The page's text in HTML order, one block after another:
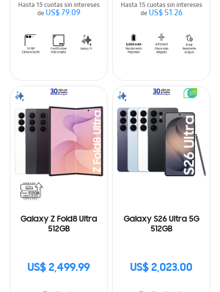
Hasta 15 cuotas sin intereses
deUS$ 79.09
Hasta 15 cuotas sin intereses
deUS$ 51.26
Galaxy Z Fold8 Ultra
512GB
US$ 2,499.99
Galaxy S26 Ultra 5G
512GB
US$ 2,023.00